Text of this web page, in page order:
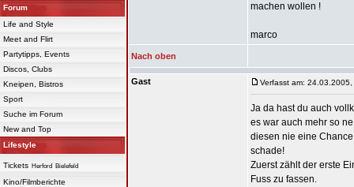
Forum
Life and Style
Meet and Flirt
Partytipps, Events
Discos, Clubs
Kneipen, Bistros
Sport
Suche im Forum
New and Top
Lifestyle
Tickets Herford Bielefeld
Kino/Filmberichte
machen wollen !
marco
Nach oben
Gast Verfasst am:
Ja da hast du auch
es war auch mehr so
diesen nie eine
schade!
Zuerst zählt der erste
Fuss zu fassen.